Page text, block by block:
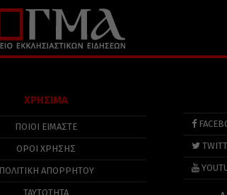
ΧΡΗΣΙΜΑ
ΠΟΙΟΙ ΕΙΜΑΣΤΕ
ΟΡΟΙ ΧΡΗΣΗΣ
ΠΟΛΙΤΙΚΉ ΑΠΟΡΡΉΤΟΥ
ΤΑΥΤΟΤΗΤΑ